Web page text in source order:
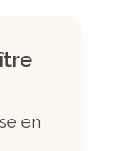
en